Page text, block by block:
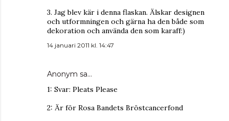
3. Jag blev kär i denna flaskan. Älskar designen
och utformningen och gärna ha den både som
dekoration och använda den som karaff:)
14 januari 2011 kl. 14:47
Anonym sa…
1: Svar: Pleats Please
2: Är för Rosa Bandets Bröstcancerfond